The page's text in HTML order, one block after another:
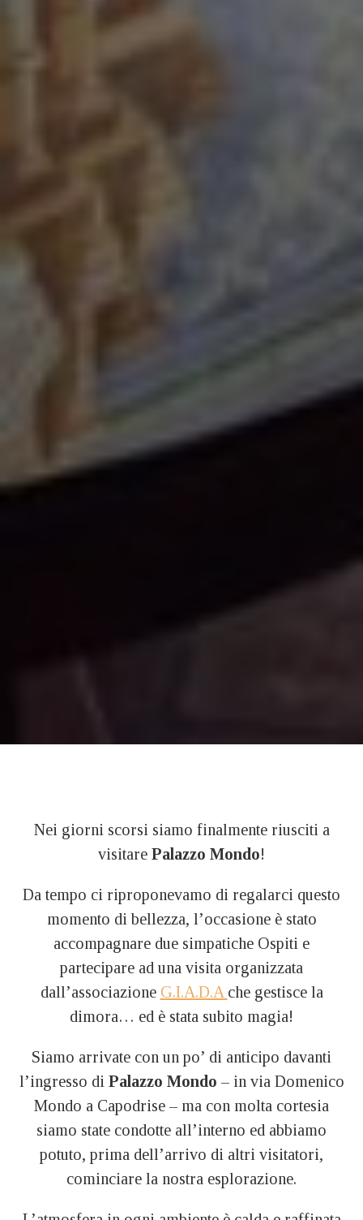
Nei giorni scorsi siamo finalmente riusciti a
visitare Palazzo Mondo!
Da tempo ci riproponevamo di regalarci questo
momento di bellezza, l’occasione è stato
accompagnare due simpatiche Ospiti e
partecipare ad una visita organizzata
dall’associazione G.I.A.D.A che gestisce la
dimora… ed è stata subito magia!
Siamo arrivate con un po’ di anticipo davanti
l’ingresso di Palazzo Mondo – in via Domenico
Mondo a Capodrise – ma con molta cortesia
siamo state condotte all’interno ed abbiamo
potuto, prima dell’arrivo di altri visitatori,
cominciare la nostra esplorazione.